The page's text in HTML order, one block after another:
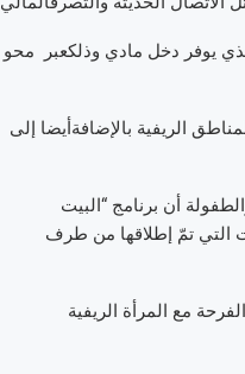
يوفر دخل مادي وذلكعبر
محو
الريفية بالإضافةأيضا إلى
أن برنامج “البيت
التي تمّ إطلاقها من طرف
الفرحة مع المرأة الريفية